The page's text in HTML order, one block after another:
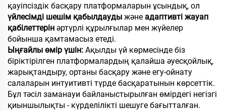
қауіпсіздік басқару платформаларын ұсындық, ол
үйлесімді шешім қабылдауды және адаптивті жауап
қабілеттерін әртүрлі құрылғылар мен жүйелер
бойынша қамтамасыз етеді.
Ыңғайлы өмір үшін: Ақылды үй көрмесінде біз
біріктірілген платформалардың қалайша әуесқойлық,
жарықтандыру, ортаны басқару және егу-ойнату
салаларын интуитивті түрде басқаратынын көрсеттік.
Бұл тәсіл заманауи байланыстырылған өмірдегі негізгі
қиыншылықты - күрделілікті шешуге бағытталған.